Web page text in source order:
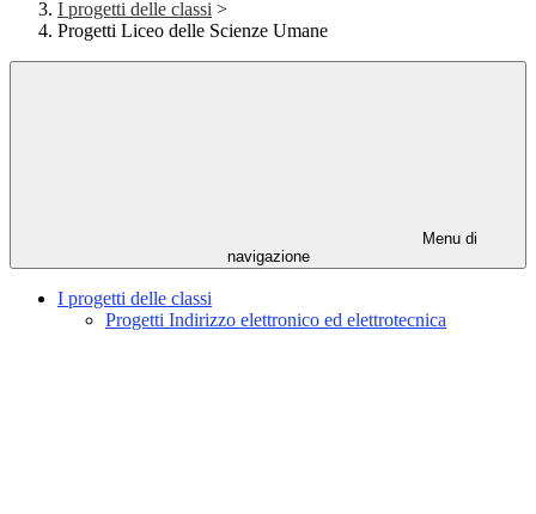
I progetti delle classi >
Progetti Liceo delle Scienze Umane
Menu di
navigazione
I progetti delle classi
Progetti Indirizzo elettronico ed elettrotecnica